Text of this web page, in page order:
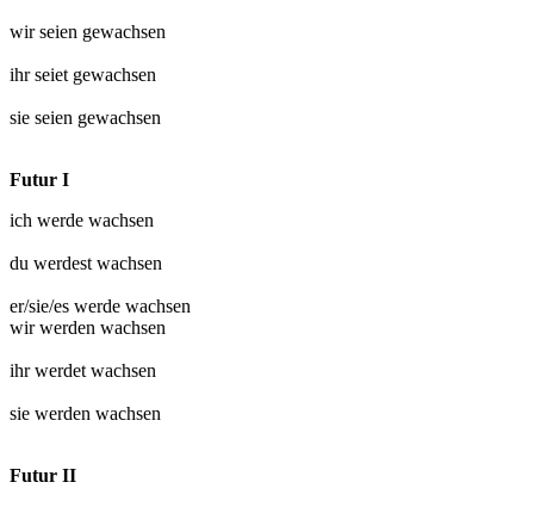
wir seien gewachsen
ihr seiet gewachsen
sie seien gewachsen
Futur I
ich werde wachsen
du werdest wachsen
er/sie/es werde wachsen
wir werden wachsen
ihr werdet wachsen
sie werden wachsen
Futur II